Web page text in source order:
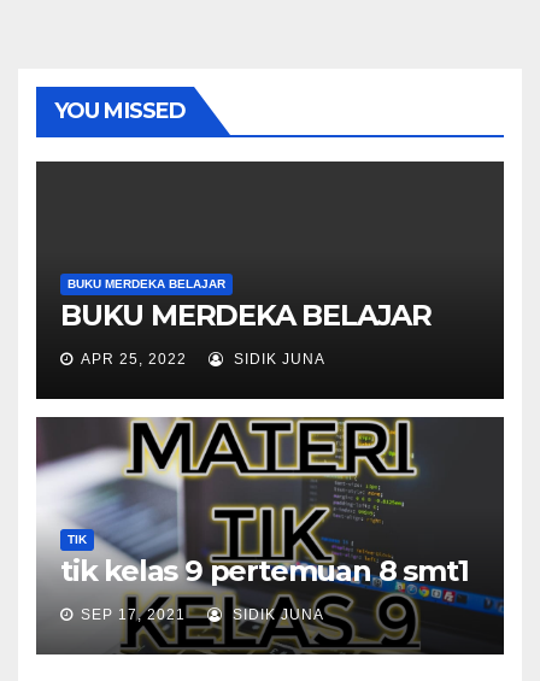
YOU MISSED
BUKU MERDEKA BELAJAR
BUKU MERDEKA BELAJAR
APR 25, 2022 SIDIK JUNA
TIK
tik kelas 9 pertemuan 8 smt1
SEP 17, 2021 SIDIK JUNA